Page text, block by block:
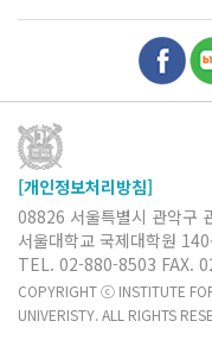
[개인정보처리방침]
08826 서울특별시 관악구
서울대학교 국제대학원
TEL. 02-880-8503 FAX.
COPYRIGHT ⓒ INSTITUTE
UNIVERISTY. ALL RIGHTS